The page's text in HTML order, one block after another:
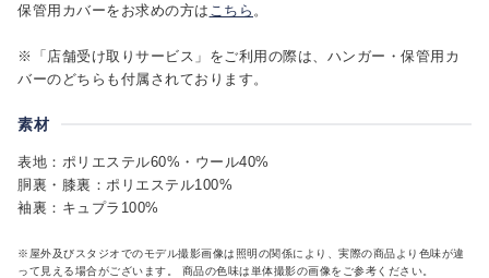
保管用カバーをお求めの方は こちら 。
※「店舗受け取りサービス」をご利用の際は、ハンガー・保管用カ
バーのどちらも付属されております。
素材
表地：ポリエステル60%・ウール40%
胴裏・膝裏：ポリエステル100%
袖裏：キュプラ100%
※屋外及びスタジオでのモデル撮影画像は照明の関係により、実際の商品より色味が違
って見える場合がございます。 商品の色味は単体撮影の画像をご参考ください。